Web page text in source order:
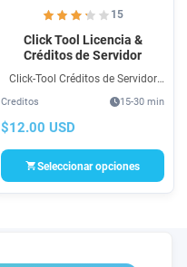
15
Click Tool Licencia &
Créditos de Servidor
Click-Tool Créditos de Servidor
puede conseguir aquí para Flash
Unlock & FRP de Samsung LG,
Creditos 15-30 min
$12.00 USD
Seleccionar opciones